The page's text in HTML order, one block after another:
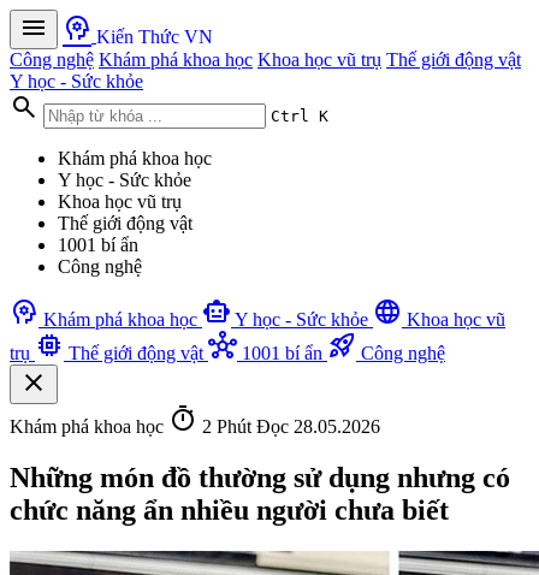
menu psychology Kiến Thức VN
Công nghệ Khám phá khoa học Khoa học vũ trụ Thế giới động vật
Y học - Sức khỏe
search Ctrl K
Khám phá khoa học
Y học - Sức khỏe
Khoa học vũ trụ
Thế giới động vật
1001 bí ẩn
Công nghệ
psychology Khám phá khoa học smart_toy Y học - Sức khỏe language Khoa học vũ
trụ memory Thế giới động vật hub 1001 bí ẩn rocket_launch Công nghệ
close
Khám phá khoa học timer 2 Phút Đọc 28.05.2026
Những món đồ thường sử dụng nhưng có
chức năng ẩn nhiều người chưa biết